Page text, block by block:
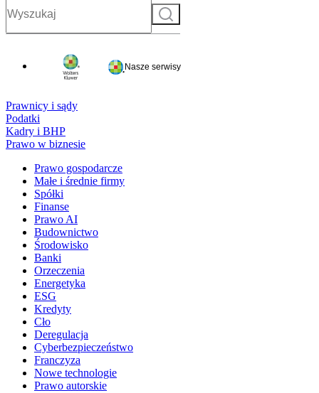
Szukaj
Nasze serwisy
Prawnicy i sądy
Podatki
Kadry i BHP
Prawo w biznesie
Prawo gospodarcze
Małe i średnie firmy
Spółki
Finanse
Prawo AI
Budownictwo
Środowisko
Banki
Orzeczenia
Energetyka
ESG
Kredyty
Cło
Deregulacja
Cyberbezpieczeństwo
Franczyza
Nowe technologie
Prawo autorskie